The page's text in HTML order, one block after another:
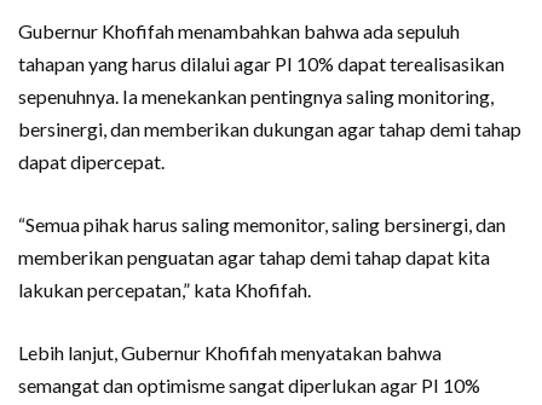
Gubernur Khofifah menambahkan bahwa ada sepuluh
tahapan yang harus dilalui agar PI 10% dapat terealisasikan
sepenuhnya. Ia menekankan pentingnya saling monitoring,
bersinergi, dan memberikan dukungan agar tahap demi tahap
dapat dipercepat.
“Semua pihak harus saling memonitor, saling bersinergi, dan
memberikan penguatan agar tahap demi tahap dapat kita
lakukan percepatan,” kata Khofifah.
Lebih lanjut, Gubernur Khofifah menyatakan bahwa
semangat dan optimisme sangat diperlukan agar PI 10%